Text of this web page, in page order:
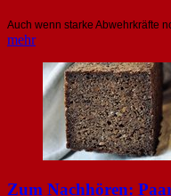
Auch wenn starke Abwehrkräfte
mehr
Zum Nachhören: